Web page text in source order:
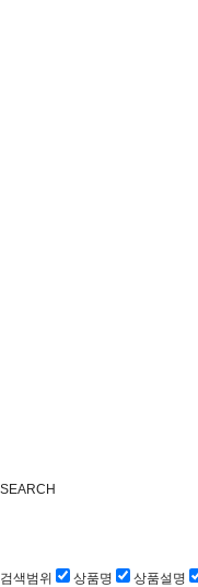
SEARCH
검색범위 상품명 상품설명